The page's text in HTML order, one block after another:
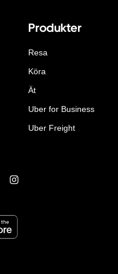
Produkter
Resa
Köra
Ät
Uber for Business
Uber Freight